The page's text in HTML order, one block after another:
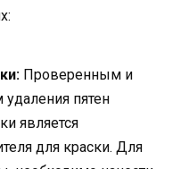
Проверенным и
пятен
является
для краски. Для